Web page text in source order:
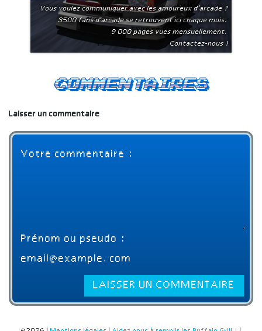
Vous voulez communiquer avec les amoureux d'arcade ?
3500 fans d'arcade se retrouvent ici chaque mois.
9 000 pages vues mensuellement.
Contactez-nous !
Commentaires
Laisser un commentaire